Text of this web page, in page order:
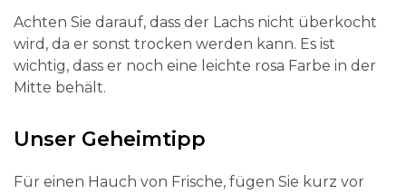
Achten Sie darauf, dass der Lachs nicht überkocht
wird, da er sonst trocken werden kann. Es ist
wichtig, dass er noch eine leichte rosa Farbe in der
Mitte behält.
Unser Geheimtipp
Für einen Hauch von Frische, fügen Sie kurz vor